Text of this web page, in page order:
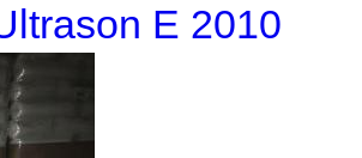
E 2010